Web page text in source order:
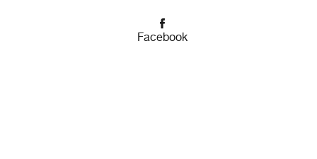
Facebook